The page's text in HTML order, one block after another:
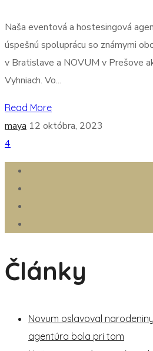
Naša eventová a hostesingová
úspešnú spoluprácu so známymi
v Bratislave a NOVUM v Prešove
Vyhniach. Vo...
Read More
maya 12 októbra, 2023
4
Články
Novum oslavoval
agentúra bola pri tom